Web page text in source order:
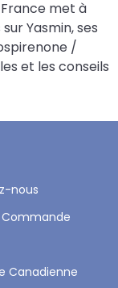
met à
Yasmin, ses
/
et les conseils
nous
Canadienne